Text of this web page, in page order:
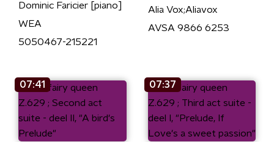
Dominic Faricier [piano]
WEA
5050467-215221
Alia Vox;Aliavox
AVSA 9866 6253
07:41 07:37